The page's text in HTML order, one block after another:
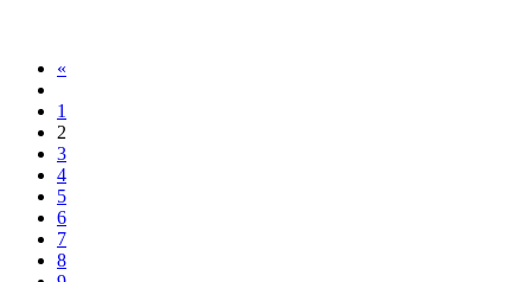
«
1
2
3
4
5
6
7
8